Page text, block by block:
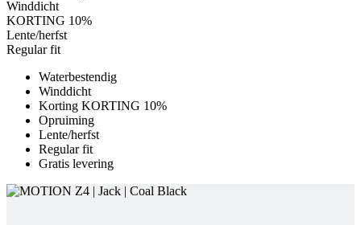
Waterbestendig
Winddicht
Korting KORTING 10%
Opruiming
Regular fit
Gratis levering